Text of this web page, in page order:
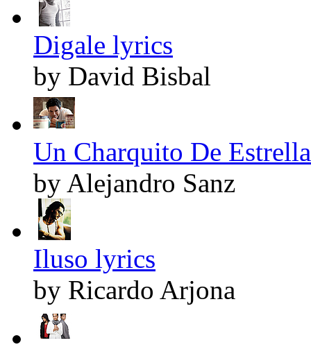
Digale lyrics
by David Bisbal
Un Charquito De
by Alejandro Sanz
Iluso lyrics
by Ricardo Arjona